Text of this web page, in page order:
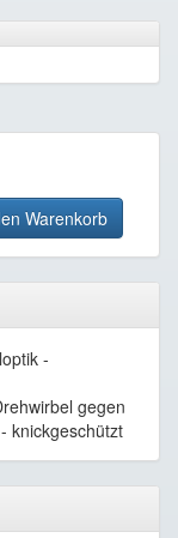
Warenkorb
-
gegen
knickgeschützt